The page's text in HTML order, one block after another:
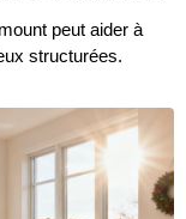
peut aider à
structurées.